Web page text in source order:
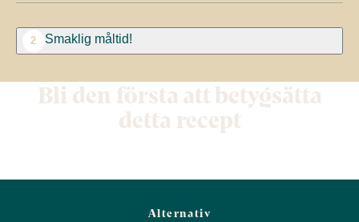
2 Smaklig måltid!
Bli den första att betygsätta
detta recept
Alternativ